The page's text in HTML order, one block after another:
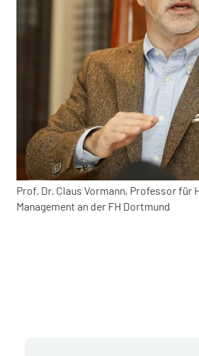
Prof. Dr. Claus Vormann, Professor für
Management an der FH Dortmund